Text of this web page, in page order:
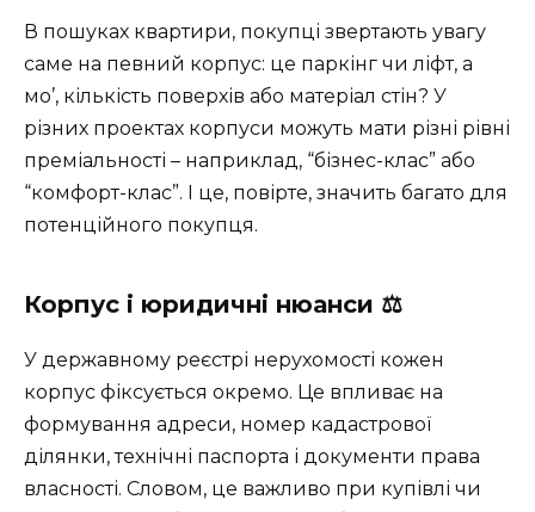
В пошуках квартири, покупці звертають увагу
саме на певний корпус: це паркінг чи ліфт, а
мо’, кількість поверхів або матеріал стін? У
різних проектах корпуси можуть мати різні рівні
преміальності – наприклад, “бізнес-клас” або
“комфорт-клас”. І це, повірте, значить багато для
потенційного покупця.
Корпус і юридичні нюанси ⚖️
У державному реєстрі нерухомості кожен
корпус фіксується окремо. Це впливає на
формування адреси, номер кадастрової
ділянки, технічні паспорта і документи права
власності. Словом, це важливо при купівлі чи